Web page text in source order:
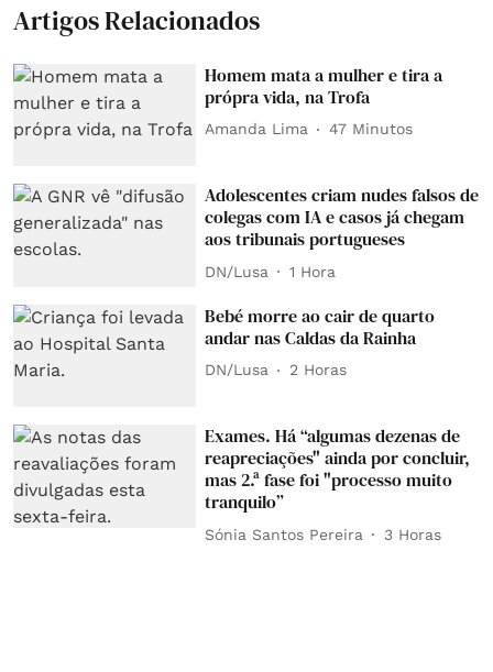
Artigos Relacionados
Homem mata a mulher e tira a
própra vida, na Trofa
Amanda Lima 47 Minutos
Adolescentes criam nudes falsos de
colegas com IA e casos já chegam
aos tribunais portugueses
DN/Lusa 1 Hora
Bebé morre ao cair de quarto
andar nas Caldas da Rainha
DN/Lusa 2 Horas
Exames. Há “algumas dezenas de
reapreciações" ainda por concluir,
mas 2.ª fase foi "processo muito
tranquilo”
Sónia Santos Pereira 3 Horas